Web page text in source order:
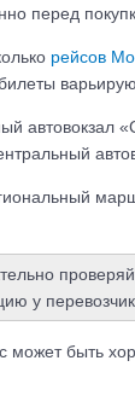
перед
рейсов
автовокзал
у
быть